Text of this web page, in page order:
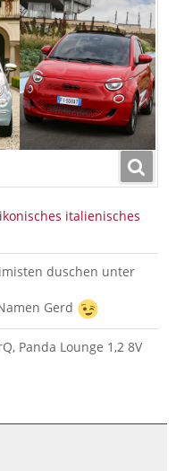
italienisches
duschen unter
Gerd
Panda Lounge 1,2 8V